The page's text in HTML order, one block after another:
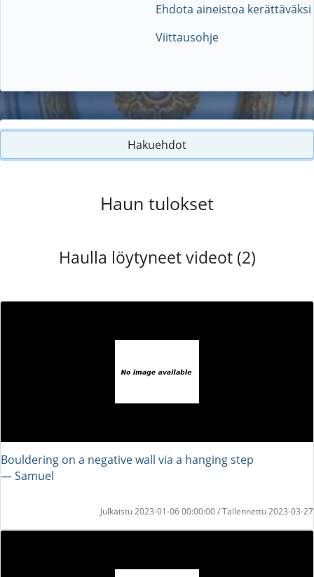
Ehdota aineistoa kerättäväksi
Viittausohje
Hakuehdot
Haun tulokset
Haulla löytyneet videot (2)
Bouldering on a negative wall via a hanging step
― Samuel
Julkaistu 2023-01-06 00:00:00 / Tallennettu 2023-03-27